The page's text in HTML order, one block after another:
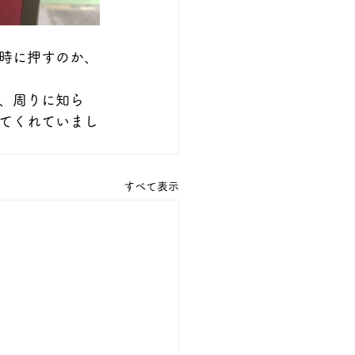
に押すのか、
周りに知ら
くれていまし
すべて表示